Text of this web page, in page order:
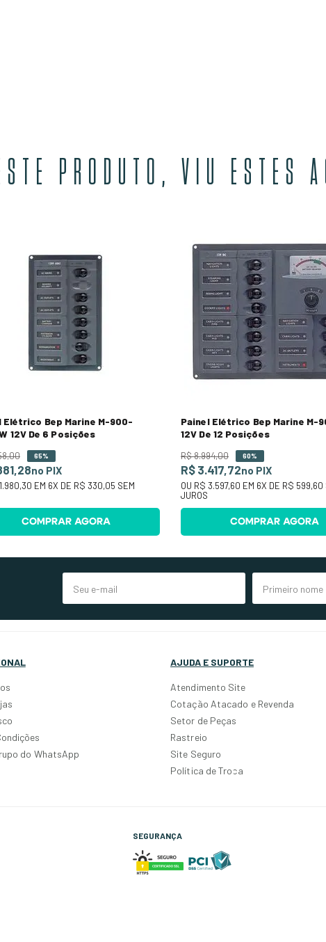
PRODUTO, VIU ESTES
Elétrico Bep Marine M-900-
12V De 6 Posições
,00 65%
no PIX
EM 6X DE R$ 330,05 SEM
COMPRAR AGORA
Painel Elétrico Bep Marine M-
12V De 12 Posições
R$8.994,00 60%
R$ 3.417,72no PIX
OU R$ 3.597,60 EM 6X DE R$ 599,60
JUROS
COMPRAR AGORA
do WhatsApp
AJUDA E SUPORTE
Atendimento Site
Cotação Atacado e Revenda
Setor de Peças
Rastreio
Site Seguro
Política de Troca
SEGURANÇA